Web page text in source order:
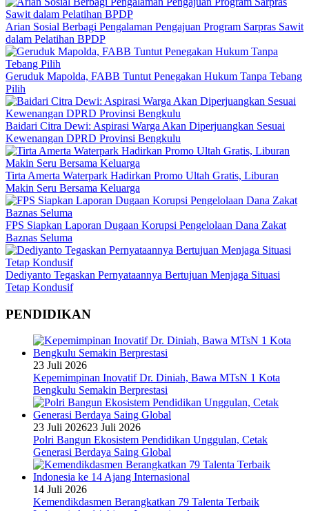
Arian Sosial Berbagi Pengalaman Pengajuan Program Sarpras Sawit
dalam Pelatihan BPDP
Geruduk Mapolda, FABB Tuntut Penegakan Hukum Tanpa Tebang
Pilih
Baidari Citra Dewi: Aspirasi Warga Akan Diperjuangkan Sesuai
Kewenangan DPRD Provinsi Bengkulu
Tirta Amerta Waterpark Hadirkan Promo Ultah Gratis, Liburan
Makin Seru Bersama Keluarga
FPS Siapkan Laporan Dugaan Korupsi Pengelolaan Dana Zakat
Baznas Seluma
Dediyanto Tegaskan Pernyataannya Bertujuan Menjaga Situasi
Tetap Kondusif
PENDIDIKAN
23 Juli 2026
Kepemimpinan Inovatif Dr. Diniah, Bawa MTsN 1 Kota
Bengkulu Semakin Berprestasi
23 Juli 202623 Juli 2026
Polri Bangun Ekosistem Pendidikan Unggulan, Cetak
Generasi Berdaya Saing Global
14 Juli 2026
Kemendikdasmen Berangkatkan 79 Talenta Terbaik